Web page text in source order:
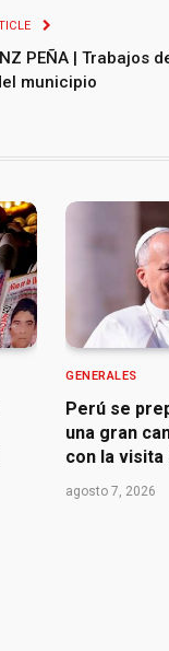
PEÑA | Trabajos
municipio
GENERALES
Perú se
una gran
con la visita
agosto 7, 2026